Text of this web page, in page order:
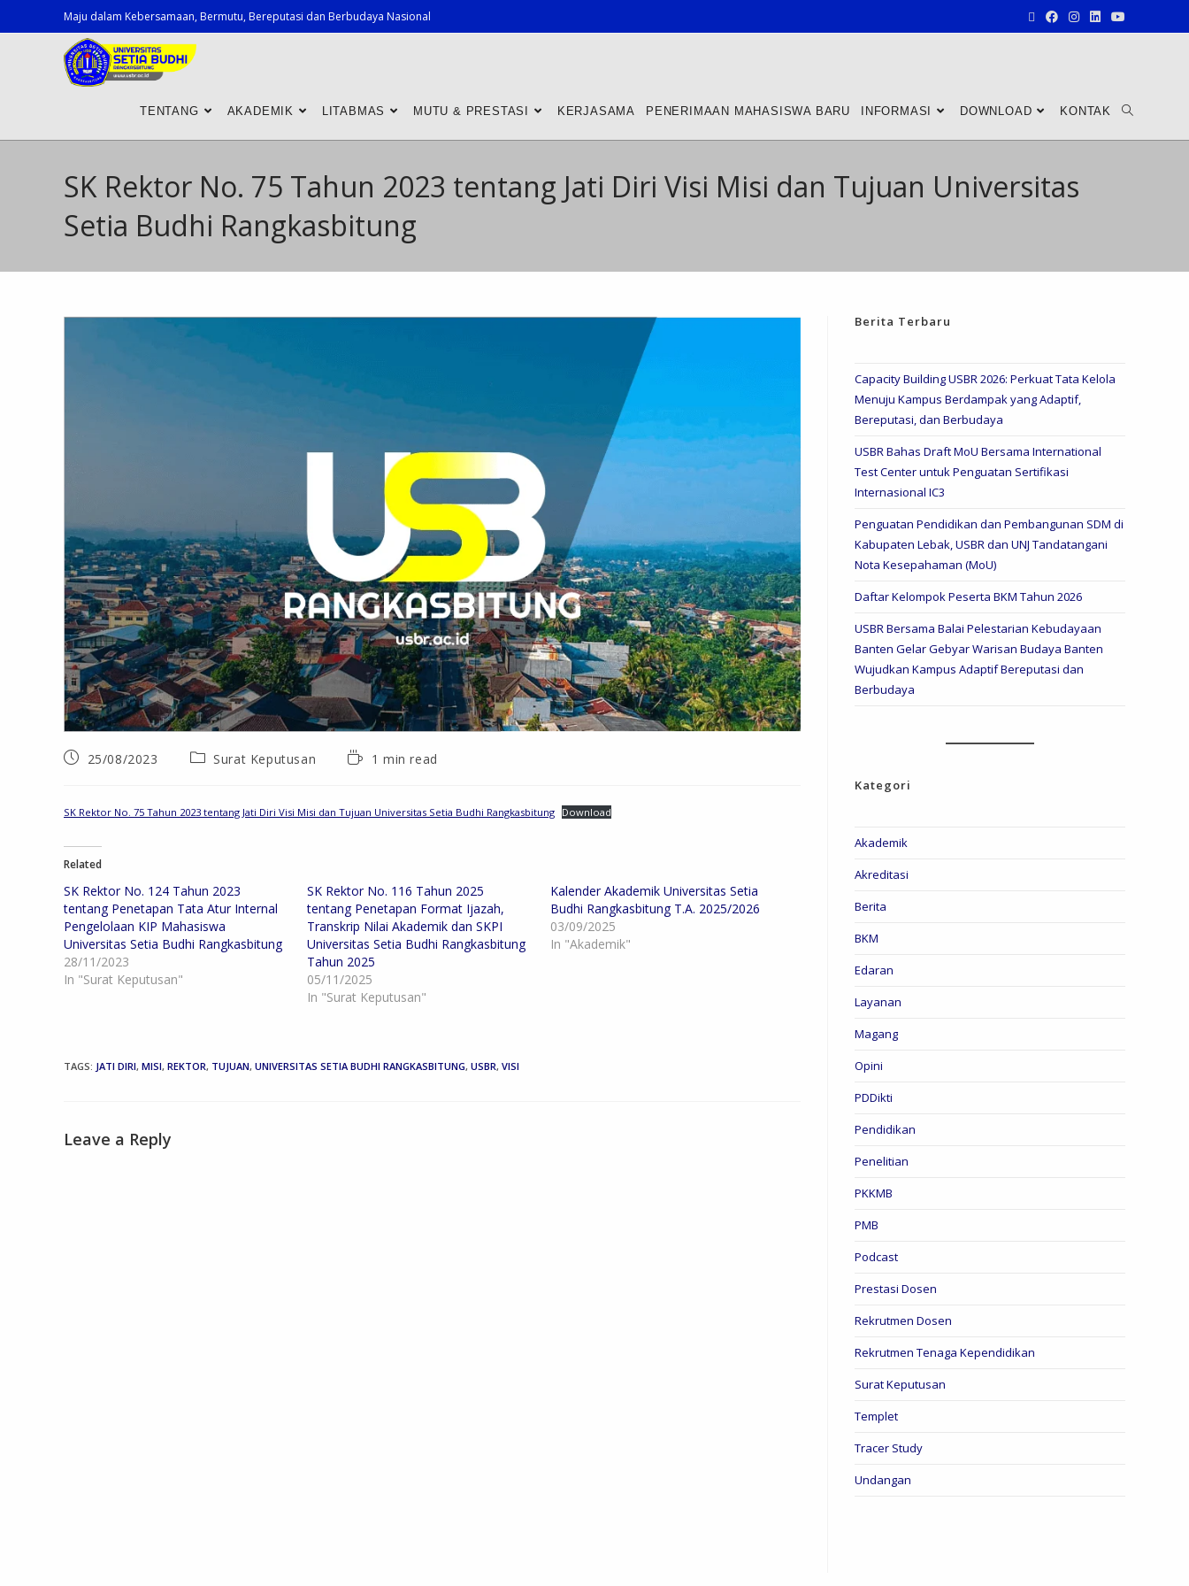
Maju dalam Kebersamaan, Bermutu, Bereputasi dan Berbudaya Nasional
TENTANG AKADEMIK LITABMAS MUTU & PRESTASI KERJASAMA PENERIMAAN MAHASISWA BARU INFORMASI DOWNLOAD KONTAK
SK Rektor No. 75 Tahun 2023 tentang Jati Diri Visi Misi dan Tujuan Universitas
Setia Budhi Rangkasbitung
25/08/2023 Surat Keputusan 1 min read
SK Rektor No. 75 Tahun 2023 tentang Jati Diri Visi Misi dan Tujuan Universitas Setia Budhi Rangkasbitung Download
Related
SK Rektor No. 124 Tahun 2023
tentang Penetapan Tata Atur Internal
Pengelolaan KIP Mahasiswa
Universitas Setia Budhi Rangkasbitung
28/11/2023
In "Surat Keputusan"
SK Rektor No. 116 Tahun 2025
tentang Penetapan Format Ijazah,
Transkrip Nilai Akademik dan SKPI
Universitas Setia Budhi Rangkasbitung
Tahun 2025
05/11/2025
In "Surat Keputusan"
Kalender Akademik Universitas Setia
Budhi Rangkasbitung T.A. 2025/2026
03/09/2025
In "Akademik"
TAGS: JATI DIRI, MISI, REKTOR, TUJUAN, UNIVERSITAS SETIA BUDHI RANGKASBITUNG, USBR, VISI
Leave a Reply
Berita Terbaru
Capacity Building USBR 2026: Perkuat Tata Kelola
Menuju Kampus Berdampak yang Adaptif,
Bereputasi, dan Berbudaya
USBR Bahas Draft MoU Bersama International
Test Center untuk Penguatan Sertifikasi
Internasional IC3
Penguatan Pendidikan dan Pembangunan SDM di
Kabupaten Lebak, USBR dan UNJ Tandatangani
Nota Kesepahaman (MoU)
Daftar Kelompok Peserta BKM Tahun 2026
USBR Bersama Balai Pelestarian Kebudayaan
Banten Gelar Gebyar Warisan Budaya Banten
Wujudkan Kampus Adaptif Bereputasi dan
Berbudaya
Kategori
Akademik
Akreditasi
Berita
BKM
Edaran
Layanan
Magang
Opini
PDDikti
Pendidikan
Penelitian
PKKMB
PMB
Podcast
Prestasi Dosen
Rekrutmen Dosen
Rekrutmen Tenaga Kependidikan
Surat Keputusan
Templet
Tracer Study
Undangan